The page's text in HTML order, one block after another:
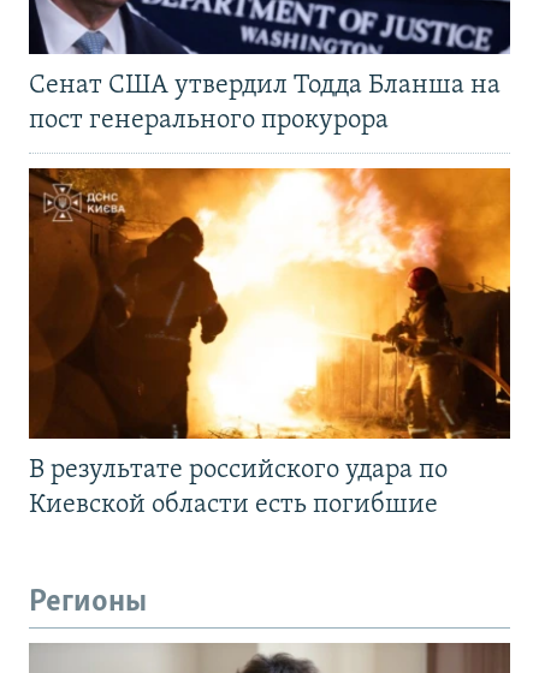
Сенат США утвердил Тодда Бланша на
пост генерального прокурора
В результате российского удара по
Киевской области есть погибшие
Регионы